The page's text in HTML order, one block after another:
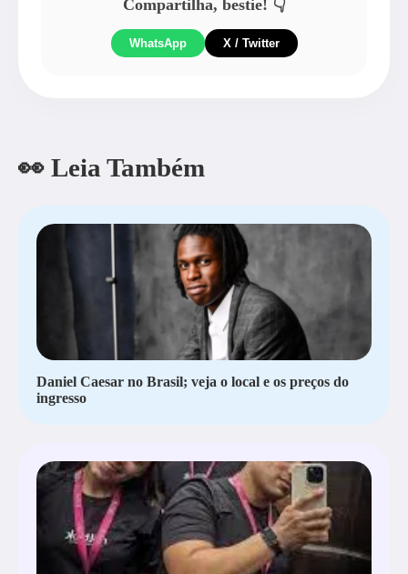
Compartilha, bestie! 👇
WhatsApp X / Twitter
👀 Leia Também
Daniel Caesar no Brasil; veja o local e os preços do
ingresso